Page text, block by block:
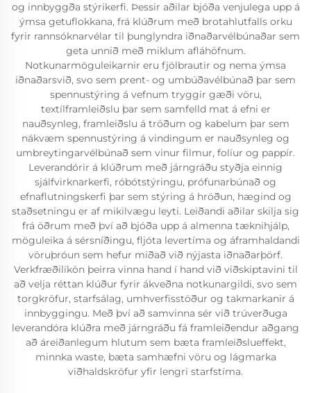
og innbyggða stýrikerfi. Þessir aðilar bjóða venjulega upp á
ýmsa getuflokkana, frá klúðrum með brotahlutfalls orku
fyrir rannsóknarvélar til þunglyndra iðnaðarvélbúnaðar sem
geta unnið með miklum afláhöfnum.
Notkunarmöguleikarnir eru fjölbrautir og nema ýmsa
iðnaðarsvið, svo sem prent- og umbúðavélbúnað þar sem
spennustýring á vefnum tryggir gæði vöru,
textílframleiðslu þar sem samfelld mat á efni er
nauðsynleg, framleiðslu á tröðum og kabelum þar sem
nákvæm spennustýring á vindingum er nauðsynleg og
umbreytingarvélbúnað sem vinur filmur, folíur og pappír.
Leverandórir á klúðrum með járngráðu styðja einnig
sjálfvirknarkerfi, róbótstýringu, prófunarbúnað og
efnaflutningskerfi þar sem stýring á hröðun, hægind og
staðsetningu er af mikilvægu leyti. Leiðandi aðilar skilja sig
frá öðrum með því að bjóða upp á almenna tæknihjálp,
möguleika á sérsníðingu, fljóta levertíma og áframhaldandi
vöruþróun sem hefur miðað við nýjasta iðnaðarþörf.
Verkfræðilíkön þeirra vinna hand í hand við viðskiptavini til
að velja réttan klúður fyrir ákveðna notkunargildi, svo sem
torgkröfur, starfsálag, umhverfisstöður og takmarkanir á
innbyggingu. Með því að samvinna sér við trúverðuga
leverandóra klúðra með járngráðu fá framleiðendur aðgang
að áreiðanlegum hlutum sem bæta framleiðslueffekt,
minnka waste, bæta samhæfni vöru og lágmarka
viðhaldskröfur yfir lengri starfstíma.